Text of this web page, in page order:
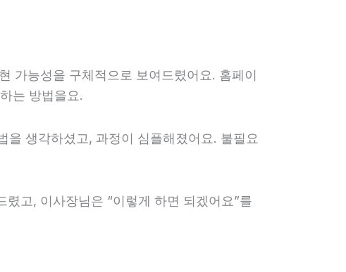
가능성을 구체적으로 보여드렸어요. 홈페이
는 방법을요.
생각하셨고, 과정이 심플해졌어요. 불필요
고, 이사장님은 “이렇게 하면 되겠어요”를